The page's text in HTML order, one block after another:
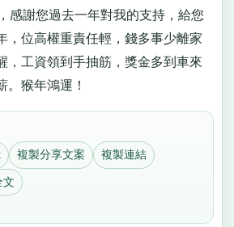
謝您過去一年對我的支持，給您
，位高權重責任輕，錢多事少離家
，工資領到手抽筋，獎金多到車來
。猴年鴻運！
複製分享文案 複製連結
文